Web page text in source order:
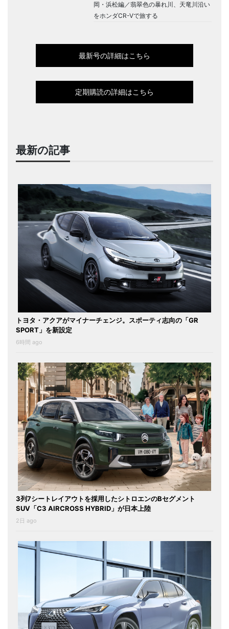
岡・浜松編／翡翠色の暴れ川、天竜川沿い
をホンダCR-Vで旅する
最新号の詳細はこちら
定期購読の詳細はこちら
最新の記事
トヨタ・アクアがマイナーチェンジ。スポーティ志向の「GR
SPORT」を新設定
6時間 ago
3列7シートレイアウトを採用したシトロエンのBセグメント
SUV「C3 AIRCROSS HYBRID」が日本上陸
2日 ago